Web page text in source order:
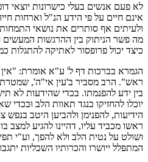
לא פעם אנשים בעלי כישרונות יוצאי
אינם חיים על פי הידע הנ"ל וארחות
ולעיתים אף סותרים את נושאי
מה פשר הניתוק בין ההרגשות המעשים
כיצד יכול פרופסור לאתיקה להתגלות
הגמרא בברכות דף ל' ע"א אומרת:
ראש". הרב מסביר ב'עין אי"ה',
בין ידע להפנמתו. בכדי שהידעות לא
יוכלו להחזיקו כנגד תאוות הלב
הידיעות, להפנימן ולהביען היטב
ראשו מכביד עליו, דהיינו להגיע
ושולט על נטית הלב ולא להפך, וע"י
המתפלל ייושרו והכרותיו השכליות